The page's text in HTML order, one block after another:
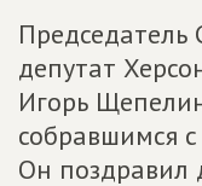
депутат
Игорь
собравшимся
Он поздравил